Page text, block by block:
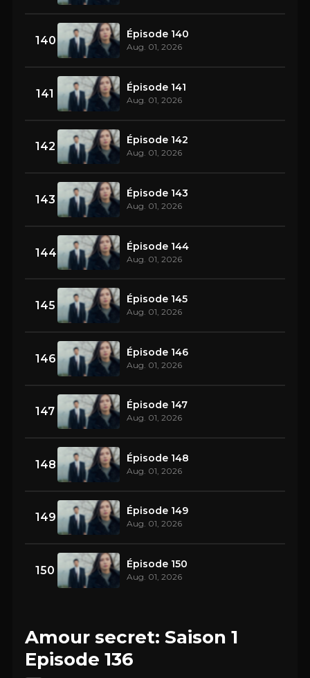
140 Épisode 140
Aug. 01, 2026
141 Épisode 141
Aug. 01, 2026
142 Épisode 142
Aug. 01, 2026
143 Épisode 143
Aug. 01, 2026
144 Épisode 144
Aug. 01, 2026
145 Épisode 145
Aug. 01, 2026
146 Épisode 146
Aug. 01, 2026
147 Épisode 147
Aug. 01, 2026
148 Épisode 148
Aug. 01, 2026
149 Épisode 149
Aug. 01, 2026
150 Épisode 150
Aug. 01, 2026
Amour secret: Saison 1
Episode 136